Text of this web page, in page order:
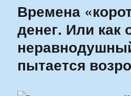
Времена
денег. Или как
пытается